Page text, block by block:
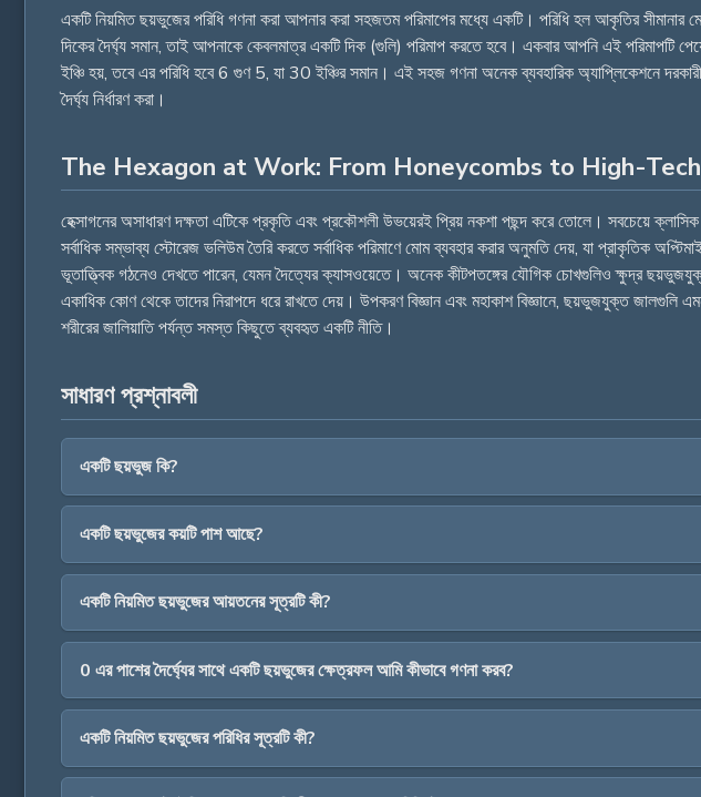
একটি নিয়মিত ছয়ভুজের পরিধি গণনা করা আপনার করা সহজতম পরিমাপের মধ্যে একটি। পরিধি হল আকৃতির
দিকের দৈর্ঘ্য সমান, তাই আপনাকে কেবলমাত্র একটি দিক (গুলি) পরিমাপ করতে হবে। একবার আপনি এই পরিমাপটি
ইঞ্চি হয়, তবে এর পরিধি হবে 6 গুণ 5, যা 30 ইঞ্চির সমান। এই সহজ গণনা অনেক ব্যবহারিক অ্যাপ্লিকেশনে
দৈর্ঘ্য নির্ধারণ করা।
The Hexagon at Work: From Honeycombs to High-Tech
হেক্সাগনের অসাধারণ দক্ষতা এটিকে প্রকৃতি এবং প্রকৌশলী উভয়েরই প্রিয় নকশা পছন্দ করে তোলে। সবচেয়ে
সর্বাধিক সম্ভাব্য স্টোরেজ ভলিউম তৈরি করতে সর্বাধিক পরিমাণে মোম ব্যবহার করার অনুমতি দেয়, যা প্রাকৃতিক
ভূতাত্ত্বিক গঠনেও দেখতে পারেন, যেমন দৈত্যের ক্যাসওয়েতে। অনেক কীটপতঙ্গের যৌগিক চোখগুলিও ক্ষুদ্র
একাধিক কোণ থেকে তাদের নিরাপদে ধরে রাখতে দেয়। উপকরণ বিজ্ঞান এবং মহাকাশ বিজ্ঞানে, ছয়ভুজযুক্ত জালগুলি
শরীরের জালিয়াতি পর্যন্ত সমস্ত কিছুতে ব্যবহৃত একটি নীতি।
সাধারণ প্রশ্নাবলী
একটি ছয়ভুজ কি?
একটি ছয়ভুজের কয়টি পাশ আছে?
একটি নিয়মিত ছয়ভুজের আয়তনের সূত্রটি কী?
0 এর পাশের দৈর্ঘ্যের সাথে একটি ছয়ভুজের ক্ষেত্রফল আমি কীভাবে গণনা করব?
একটি নিয়মিত ছয়ভুজের পরিধির সূত্রটি কী?